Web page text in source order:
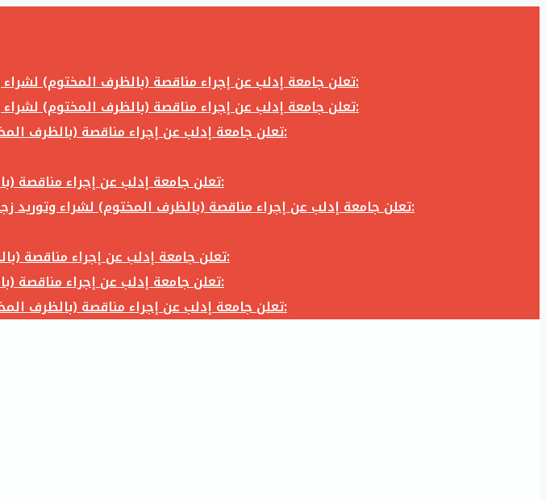
تعلن جامعة إدلب عن إجراء مناقصة (بالظرف المختوم) لشراء وتوريد كاميرا تصوير وعدسة كاميرا لزوم المكتب الإعلامي في جامعة إدلب وفق الآتي:
تعلن جامعة إدلب عن إجراء مناقصة (بالظرف المختوم) لشراء وتوريد كاميرا تصوير وعدسة كاميرا لزوم المكتب الإعلامي في جامعة إدلب وفق الآتي:
تعلن جامعة إدلب عن إجراء مناقصة (بالظرف المختوم) لأعمال تجهيز مخبر الدراسات العليا في كلية العلوم في جامعة ادلب وفق الآتي:
تعلن جامعة إدلب عن إجراء مناقصة (بالظرف المختوم) لشراء وتوريد أثاث مكاتب لزوم مكاتب وقاعات جامعة إدلب وفق الآتي:
تعلن جامعة إدلب عن إجراء مناقصة (بالظرف المختوم) لشراء وتوريد زجاجيات ومواد مخبرية لزوم مخابر جامعة إدلب وفق الكميات والمواصفات المحددة أدناه:
تعلن جامعة إدلب عن إجراء مناقصة (بالظرف المختوم) لأعمال بناء طابق في مبنى رئاسة الجامعة في جامعة ادلب وفق الآتي:
تعلن جامعة إدلب عن إجراء مناقصة (بالظرف المختوم) لشراء وتوريد أثاث مكاتب لزوم مكاتب وقاعات جامعة إدلب وفق الآتي:
تعلن جامعة إدلب عن إجراء مناقصة (بالظرف المختوم) لأعمال تجهيز مخبر الدراسات العليا في كلية العلوم في جامعة ادلب وفق الآتي: